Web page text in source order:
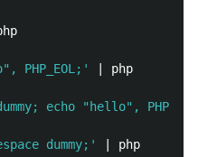
PHP_EOL;'
| php
echo "hello",
dummy;' | php